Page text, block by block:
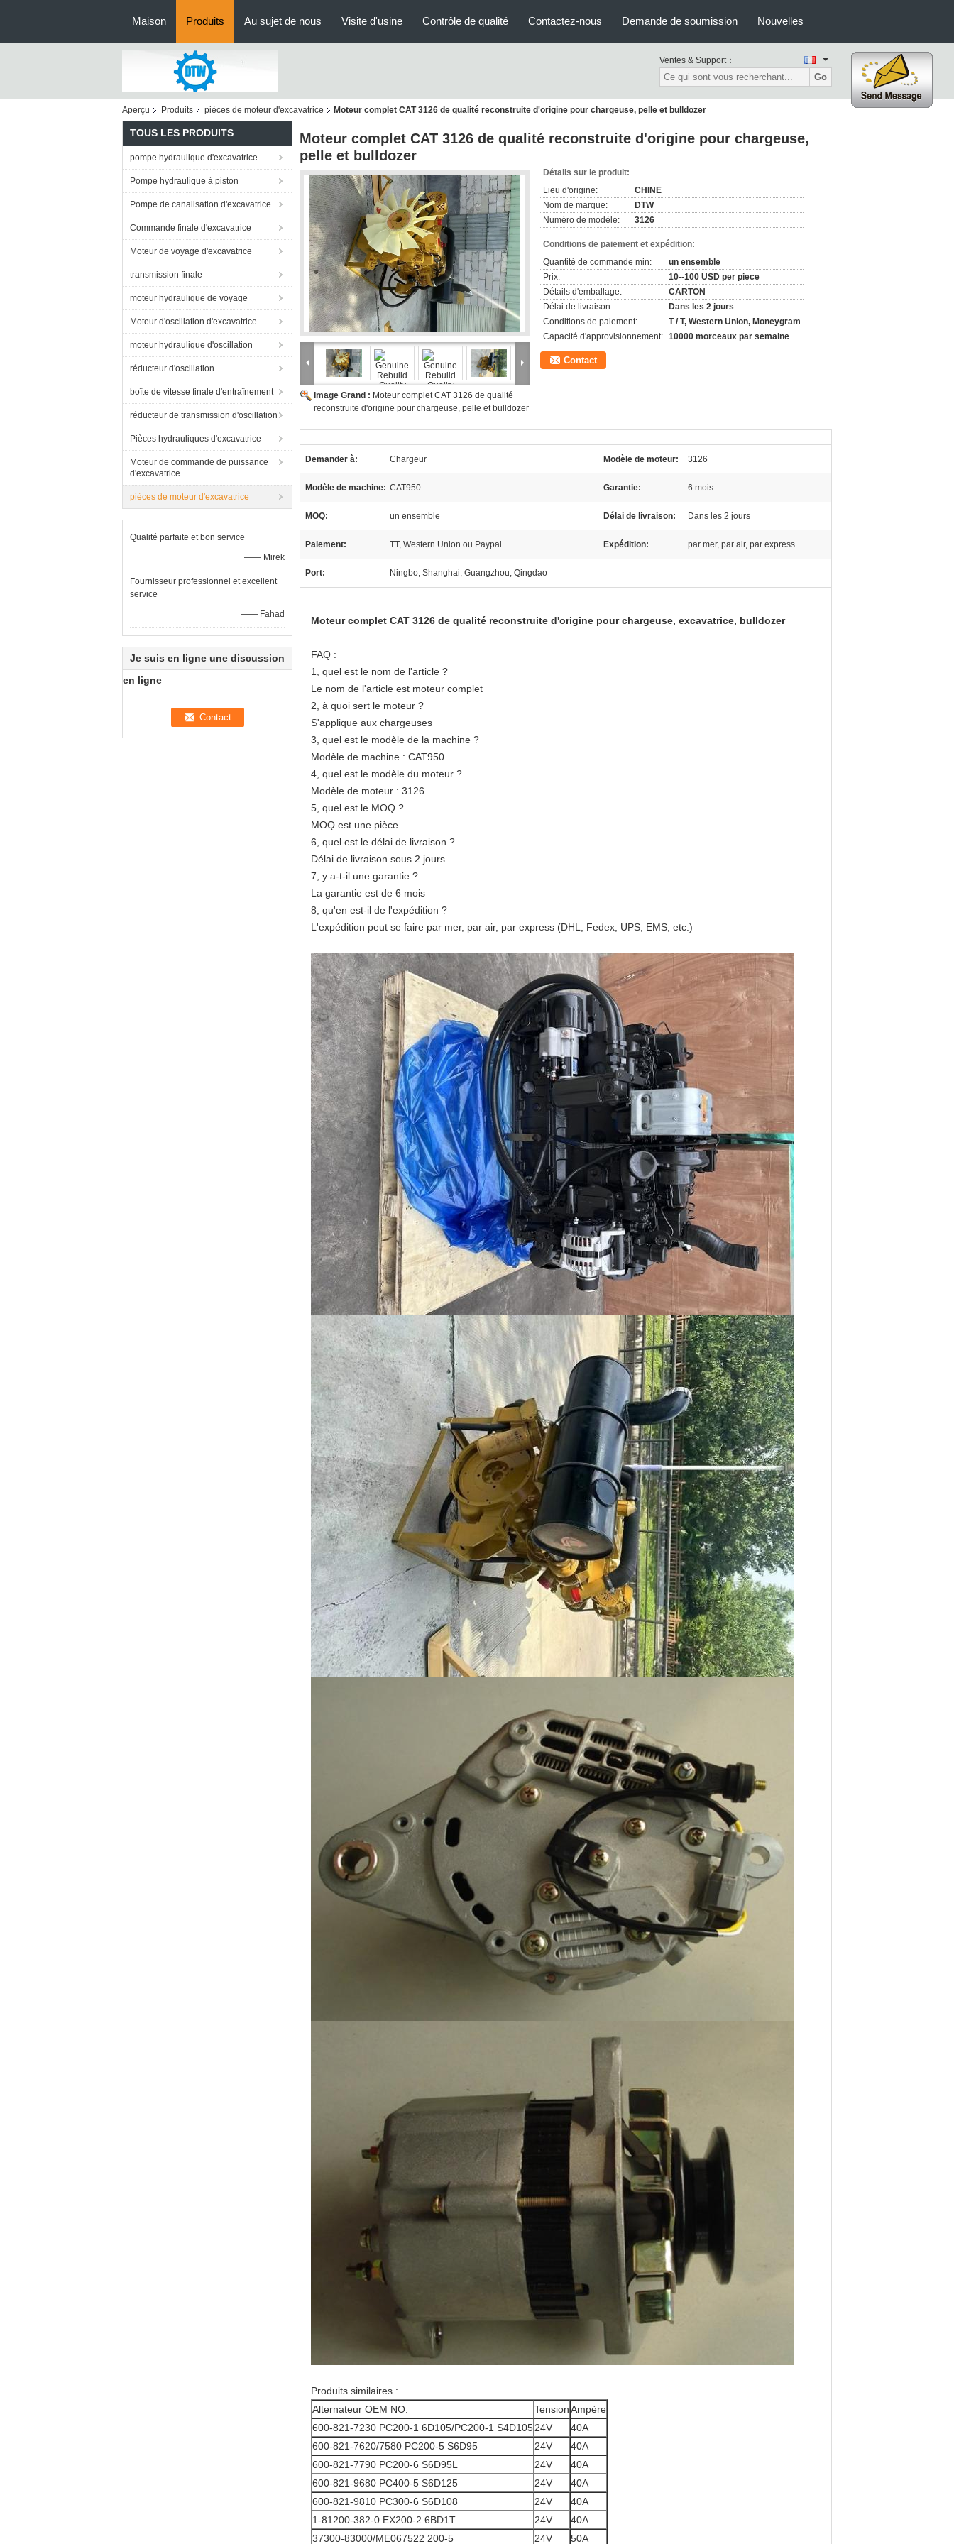
Maison Produits Au sujet de nous Visite d'usine Contrôle de qualité Contactez-nous Demande de soumission Nouvelles
Ventes & Support：
Go
Aperçu Produits pièces de moteur d'excavatrice Moteur complet CAT 3126 de qualité reconstruite d'origine pour chargeuse, pelle et bulldozer
TOUS LES PRODUITS
pompe hydraulique d'excavatrice
Pompe hydraulique à piston
Pompe de canalisation d'excavatrice
Commande finale d'excavatrice
Moteur de voyage d'excavatrice
transmission finale
moteur hydraulique de voyage
Moteur d'oscillation d'excavatrice
moteur hydraulique d'oscillation
réducteur d'oscillation
boîte de vitesse finale d'entraînement
réducteur de transmission d'oscillation
Pièces hydrauliques d'excavatrice
Moteur de commande de puissance
d'excavatrice
pièces de moteur d'excavatrice
Qualité parfaite et bon service
—— Mirek
Fournisseur professionnel et excellent
service
—— Fahad
Je suis en ligne une discussion
en ligne
Moteur complet CAT 3126 de qualité reconstruite d'origine pour chargeuse,
pelle et bulldozer
Image Grand : Moteur complet CAT 3126 de qualité
reconstruite d'origine pour chargeuse, pelle et bulldozer
Détails sur le produit:
Lieu d'origine:
CHINE
Nom de marque:
DTW
Numéro de modèle:
3126
Conditions de paiement et expédition:
Quantité de commande min:
un ensemble
Prix:
10--100 USD per piece
Détails d'emballage:
CARTON
Délai de livraison:
Dans les 2 jours
Conditions de paiement:
T / T, Western Union, Moneygram
Capacité d'approvisionnement: 10000 morceaux par semaine
Contact
Demander à: Chargeur Modèle de moteur: 3126
Modèle de machine: CAT950 Garantie: 6 mois
MOQ: un ensemble Délai de livraison: Dans les 2 jours
Paiement: TT, Western Union ou Paypal Expédition: par mer, par air, par express
Port: Ningbo, Shanghai, Guangzhou, Qingdao
Moteur complet CAT 3126 de qualité reconstruite d'origine pour chargeuse, excavatrice, bulldozer
FAQ :
1, quel est le nom de l'article ?
Le nom de l'article est moteur complet
2, à quoi sert le moteur ?
S'applique aux chargeuses
3, quel est le modèle de la machine ?
Modèle de machine : CAT950
4, quel est le modèle du moteur ?
Modèle de moteur : 3126
5, quel est le MOQ ?
MOQ est une pièce
6, quel est le délai de livraison ?
Délai de livraison sous 2 jours
7, y a-t-il une garantie ?
La garantie est de 6 mois
8, qu'en est-il de l'expédition ?
L'expédition peut se faire par mer, par air, par express (DHL, Fedex, UPS, EMS, etc.)
Produits similaires :
Alternateur OEM NO.
TensionAmpère
600-821-7230 PC200-1 6D105/PC200-1 S4D10524V
40A
600-821-7620/7580 PC200-5 S6D95
24V
40A
600-821-7790 PC200-6 S6D95L
24V
40A
600-821-9680 PC400-5 S6D125
24V
40A
600-821-9810 PC300-6 S6D108
24V
40A
1-81200-382-0 EX200-2 6BD1T
24V
40A
37300-83000/ME067522 200-5
24V 50A